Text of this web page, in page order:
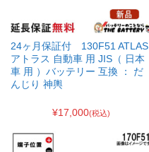
24ヶ月保証付 130F51 ATLAS
アトラス 自動車 用 JIS（ 日本
車 用 ）バッテリー 互換 ： だ
んじり 神輿
¥17,000(税込)